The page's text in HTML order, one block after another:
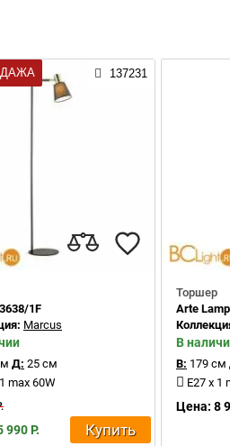
137231
1F
Marcus
Д: 25 см
max 60W
990 Р. Купить
Торшер
Arte
В
В: 179 см
E27 x 1
Цена: 8